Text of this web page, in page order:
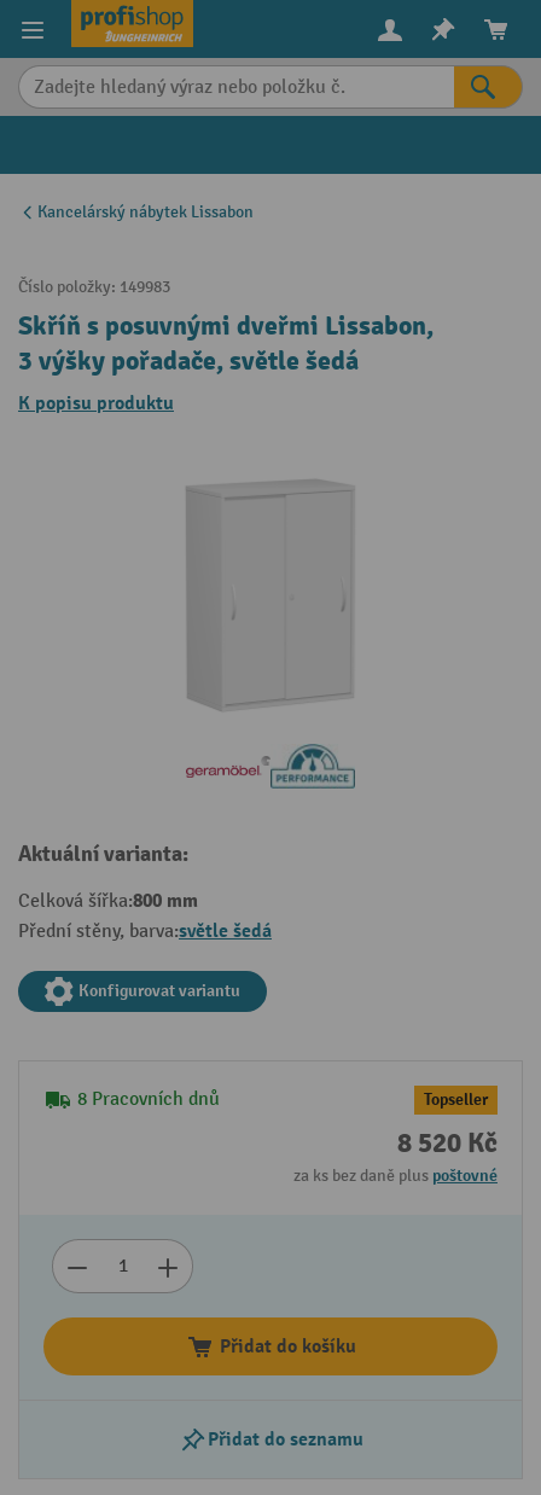
content
Kancelárský nábytek Lissabon
Číslo položky: 149983
Skříň s posuvnými dveřmi Lissabon,
3 výšky pořadače, světle šedá
K popisu produktu
Aktuální varianta:
Celková šířka:800 mm
Přední stěny, barva:světle šedá
Konfigurovat variantu
8 Pracovních dnů Topseller
8 520 Kč
za ks bez daně plus poštovné
Přidat do košíku
Přidat do seznamu